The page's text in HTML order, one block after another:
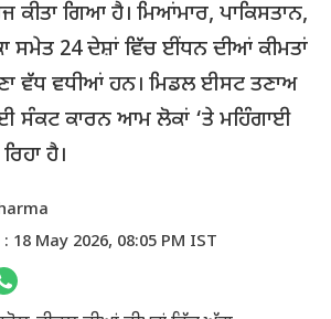
ਕੀਤਾ ਗਿਆ ਹੈ। ਮਿਆਂਮਾਰ, ਪਾਕਿਸਤਾਨ,
ਸਮੇਤ 24 ਦੇਸ਼ਾਂ ਵਿੱਚ ਈਂਧਨ ਦੀਆਂ ਕੀਮਤਾਂ
ਵੱਧ ਵਧੀਆਂ ਹਨ। ਮਿਡਲ ਈਸਟ ਤਣਾਅ
ਸੰਕਟ ਕਾਰਨ ਆਮ ਲੋਕਾਂ ‘ਤੇ ਮਹਿੰਗਾਈ
ਹੈ।
18 May 2026, 08:05 PM IST